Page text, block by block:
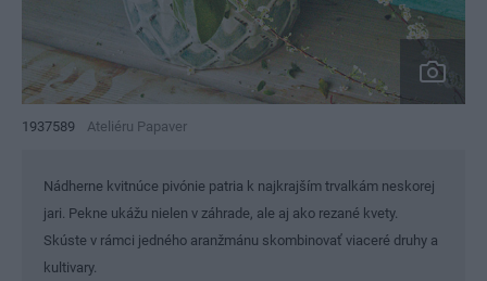
1937589 Ateliéru Papaver
Nádherne kvitnúce pivónie patria k najkrajším trvalkám neskorej
jari. Pekne ukážu nielen v záhrade, ale aj ako rezané kvety.
Skúste v rámci jedného aranžmánu skombinovať viaceré druhy a
kultivary.